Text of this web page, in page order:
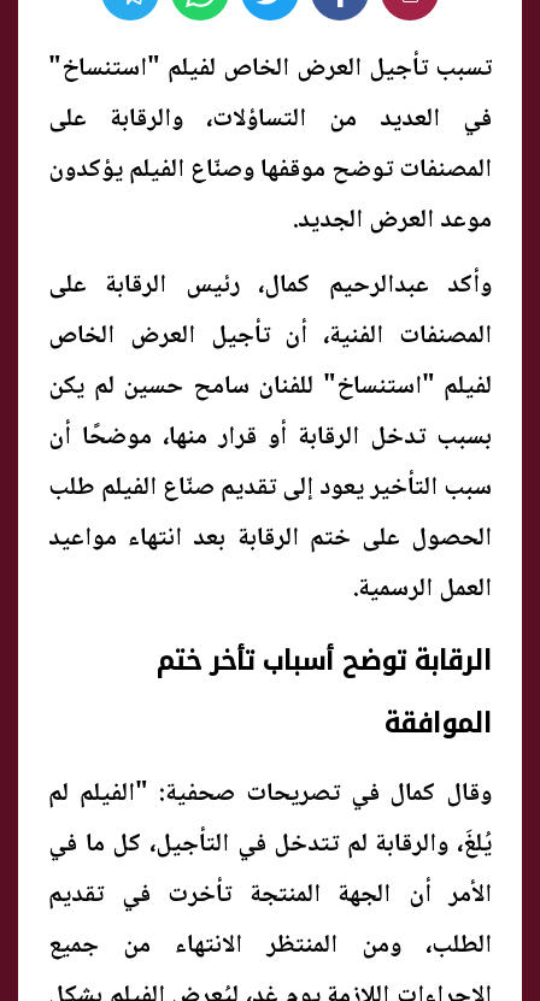
تسبب تأجيل العرض الخاص لفيلم "استنساخ"
في العديد من التساؤلات، والرقابة على
المصنفات توضح موقفها وصنّاع الفيلم يؤكدون
موعد العرض الجديد.
وأكد عبدالرحيم كمال، رئيس الرقابة على
المصنفات الفنية، أن تأجيل العرض الخاص
لفيلم "استنساخ" للفنان سامح حسين لم يكن
بسبب تدخل الرقابة أو قرار منها، موضحًا أن
سبب التأخير يعود إلى تقديم صنّاع الفيلم طلب
الحصول على ختم الرقابة بعد انتهاء مواعيد
العمل الرسمية.
الرقابة توضح أسباب تأخر ختم
الموافقة
وقال كمال في تصريحات صحفية: "الفيلم لم
يُلغَ، والرقابة لم تتدخل في التأجيل، كل ما في
الأمر أن الجهة المنتجة تأخرت في تقديم
الطلب، ومن المنتظر الانتهاء من جميع